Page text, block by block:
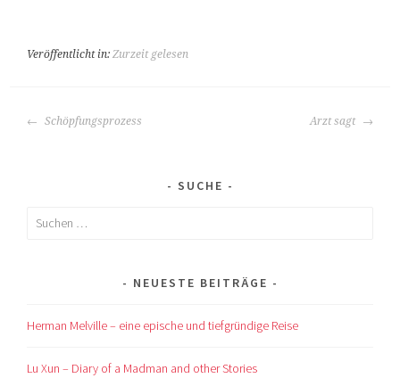
Veröffentlicht in:Zurzeit gelesen
BEITRAGS-
Schöpfungsprozess Arzt sagt
SUCHE
Suchen
NEUESTE BEITRÄGE
Herman Melville – eine epische und tiefgründige Reise
Lu Xun – Diary of a Madman and other Stories